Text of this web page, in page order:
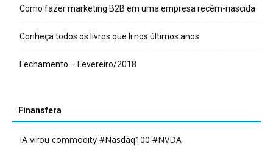
Como fazer marketing B2B em uma empresa recém-nascida
Conheça todos os livros que li nos últimos anos
Fechamento – Fevereiro/2018
Finansfera
IA virou commodity #Nasdaq100 #NVDA